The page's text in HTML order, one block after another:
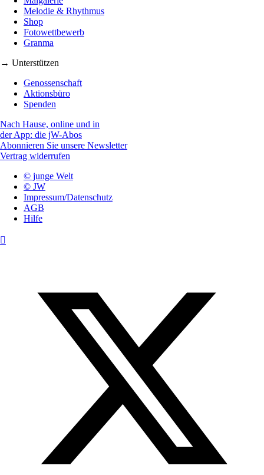
Melodie & Rhythmus
Shop
Fotowettbewerb
Granma
→ Unterstützen
Genossenschaft
Aktionsbüro
Spenden
Nach Hause, online und in
der App: die jW-Abos
Abonnieren Sie unsere Newsletter
Vertrag widerrufen
© junge Welt
© JW
Impressum/Datenschutz
AGB
Hilfe